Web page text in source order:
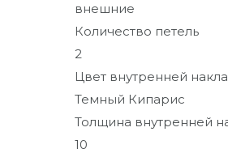
внешние
Количество петель
2
Цвет внутренней
Темный Кипарис
Толщина внутренней
10